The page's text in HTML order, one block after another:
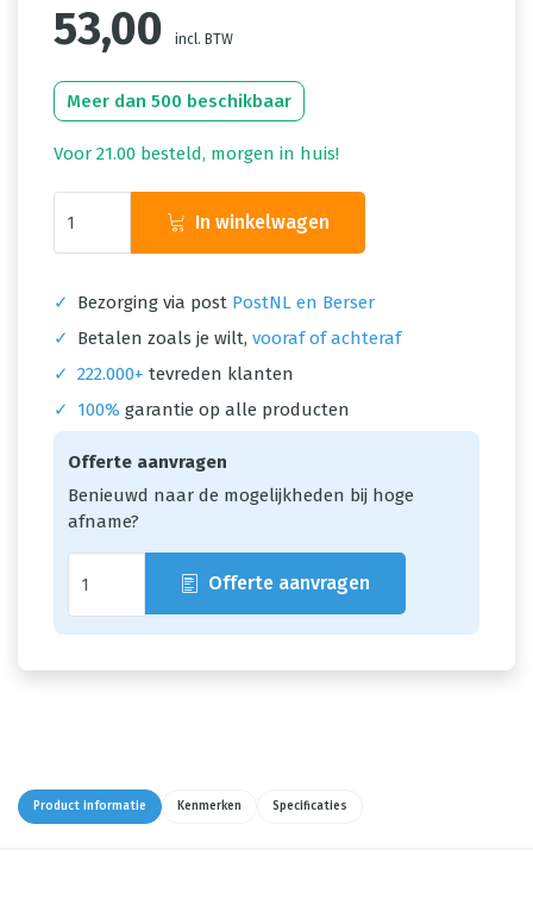
53,00 incl. BTW
Meer dan 500 beschikbaar
Voor 21.00 besteld, morgen in huis!
In winkelwagen
✓ Bezorging via post PostNL en Berser
✓
Betalen zoals je wilt, vooraf of achteraf
✓ 222.000+ tevreden klanten
✓
100% garantie op alle producten
Offerte aanvragen
Benieuwd naar de mogelijkheden bij hoge
afname?
Offerte aanvragen
Product informatie Kenmerken Specificaties